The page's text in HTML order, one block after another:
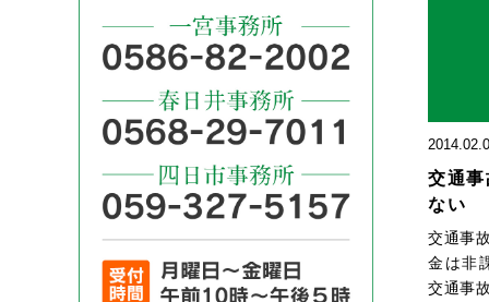
交通
ない
交通事
金は非
交通事